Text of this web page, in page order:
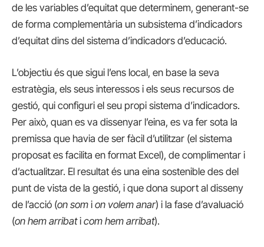
de les variables d’equitat que determinem, generant-se
de forma complementària un subsistema d’indicadors
d’equitat dins del sistema d’indicadors d’educació.
L’objectiu és que sigui l’ens local, en base la seva
estratègia, els seus interessos i els seus recursos de
gestió, qui configuri el seu propi sistema d’indicadors.
Per això, quan es va dissenyar l’eina, es va fer sota la
premissa que havia de ser fàcil d’utilitzar (el sistema
proposat es facilita en format Excel), de complimentar i
d’actualitzar. El resultat és una eina sostenible des del
punt de vista de la gestió, i que dona suport al disseny
de l’acció (on som i on volem anar) i la fase d’avaluació
(on hem arribati com hem arribat).